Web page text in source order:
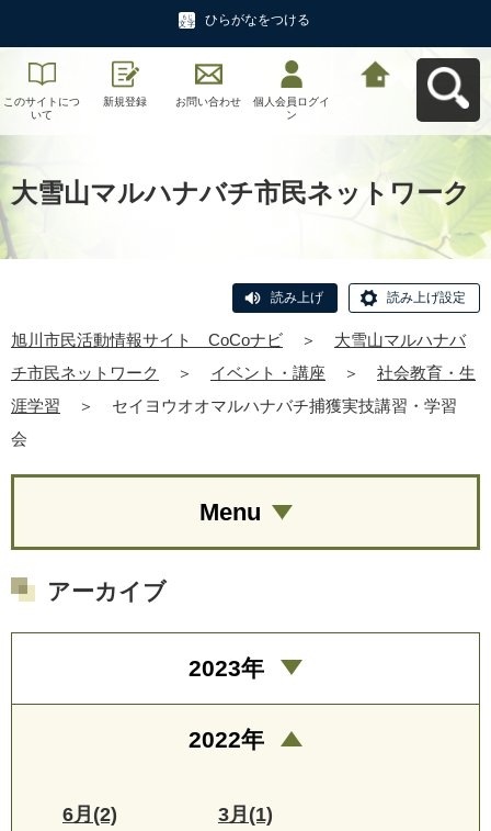
ひらがなをつける
このサイトにつ
いて
新規登録 お問い合わせ
個人会員ログイ
ン
大雪山マルハナバチ市民ネットワーク
読み上げ 読み上げ設定
旭川市民活動情報サイト CoCoナビ ＞
大雪山マルハナバ
チ市民ネットワーク
＞ イベント・講座 ＞
社会教育・生
涯学習
＞
セイヨウオオマルハナバチ捕獲実技講習・学習
会
Menu
アーカイブ
2023年
2022年
6月(2) 3月(1)